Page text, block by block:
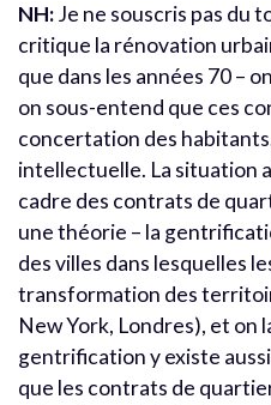
NH:Je ne souscris pas du
critique la rénovation
que dans les années 70 –
on sous-entend que ces
concertation des
intellectuelle. La situation
cadre des contrats de
une théorie – la
des villes dans lesquelles
transformation des
New York, Londres), et on
gentrification y existe
que les contrats de